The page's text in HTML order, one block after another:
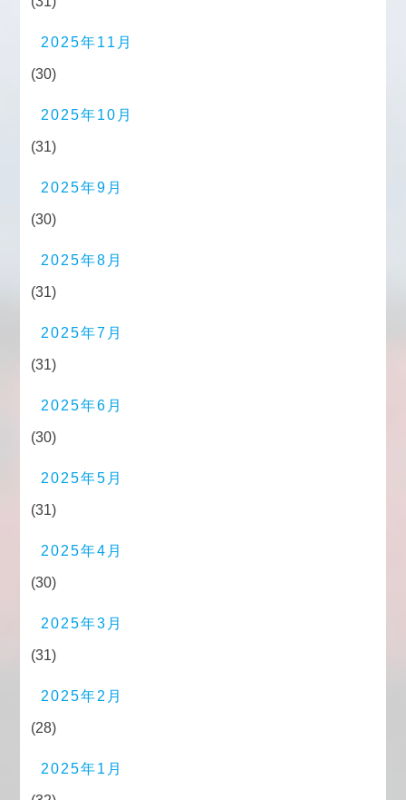
2025年11月
(30)
2025年10月
(31)
2025年9月
(30)
2025年8月
(31)
2025年7月
(31)
2025年6月
(30)
2025年5月
(31)
2025年4月
(30)
2025年3月
(31)
2025年2月
(28)
2025年1月